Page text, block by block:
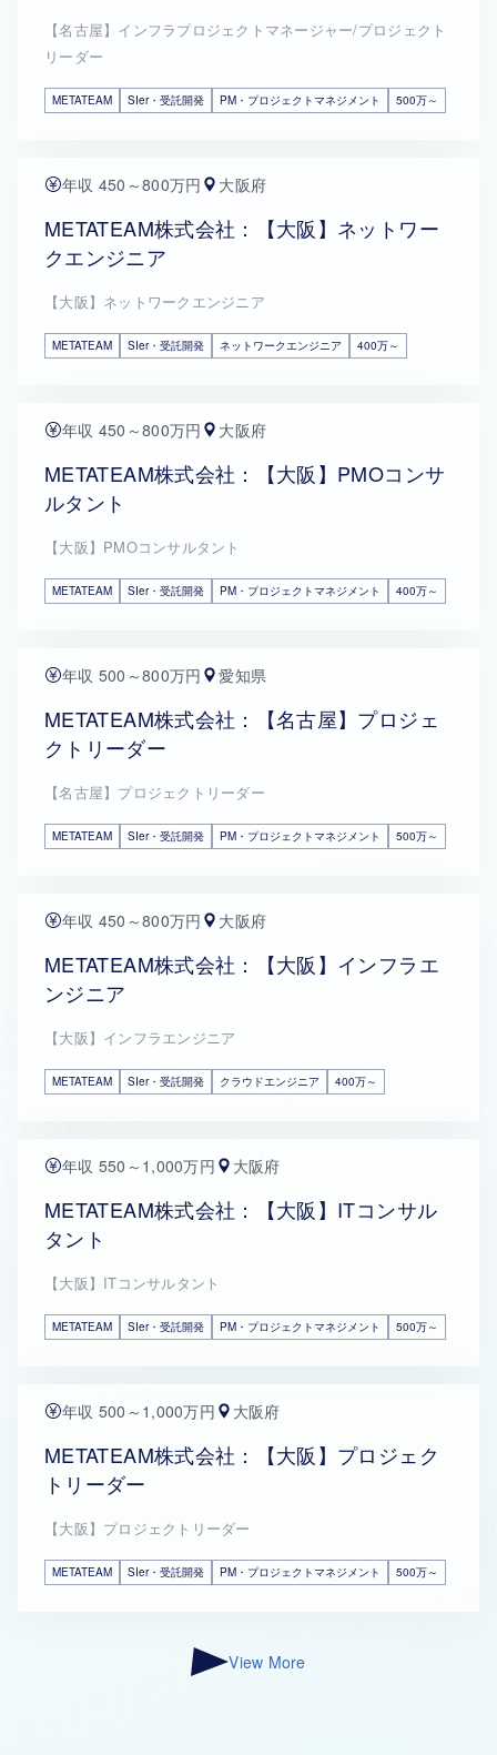
【名古屋】インフラプロジェクトマネージャー/プロジェクト
リーダー
METATEAM SIer・受託開発 PM・プロジェクトマネジメント 500万～
年収 450～800万円 大阪府
METATEAM株式会社：【大阪】ネットワー
クエンジニア
【大阪】ネットワークエンジニア
METATEAM SIer・受託開発 ネットワークエンジニア 400万～
年収 450～800万円 大阪府
METATEAM株式会社：【大阪】PMOコンサ
ルタント
【大阪】PMOコンサルタント
METATEAM SIer・受託開発 PM・プロジェクトマネジメント 400万～
年収 500～800万円 愛知県
METATEAM株式会社：【名古屋】プロジェ
クトリーダー
【名古屋】プロジェクトリーダー
METATEAM SIer・受託開発 PM・プロジェクトマネジメント 500万～
年収 450～800万円 大阪府
METATEAM株式会社：【大阪】インフラエ
ンジニア
【大阪】インフラエンジニア
METATEAM SIer・受託開発 クラウドエンジニア 400万～
年収 550～1,000万円 大阪府
METATEAM株式会社：【大阪】ITコンサル
タント
【大阪】ITコンサルタント
METATEAM SIer・受託開発 PM・プロジェクトマネジメント 500万～
年収 500～1,000万円 大阪府
METATEAM株式会社：【大阪】プロジェク
トリーダー
【大阪】プロジェクトリーダー
METATEAM SIer・受託開発 PM・プロジェクトマネジメント 500万～
View More